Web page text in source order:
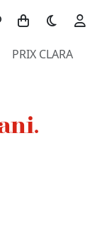
Toggle theme
PRIX CLARA